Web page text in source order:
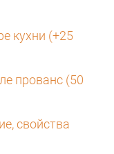
кухни (+25
прованс (50
свойства